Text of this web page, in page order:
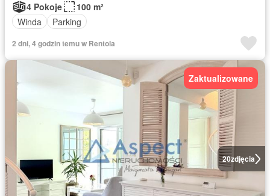
4 Pokoje
100 m²
Winda
Parking
2 dni, 4 godzin temu w Rentola
20zdjęcia
Zaktualizowane